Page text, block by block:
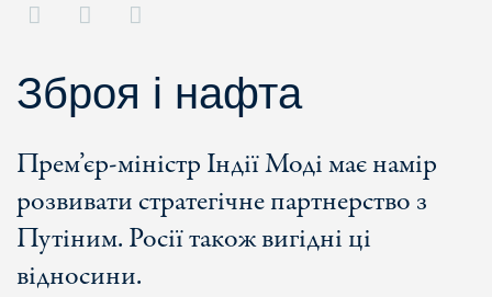
Зброя і нафта
Прем’єр-міністр Індії Моді має намір
розвивати стратегічне партнерство з
Путіним. Росії також вигідні ці
відносини.